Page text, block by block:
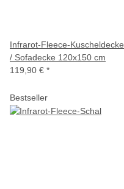
Infrarot-Fleece-Kuscheldecke
/ Sofadecke 120x150 cm
119,90 € *
Bestseller